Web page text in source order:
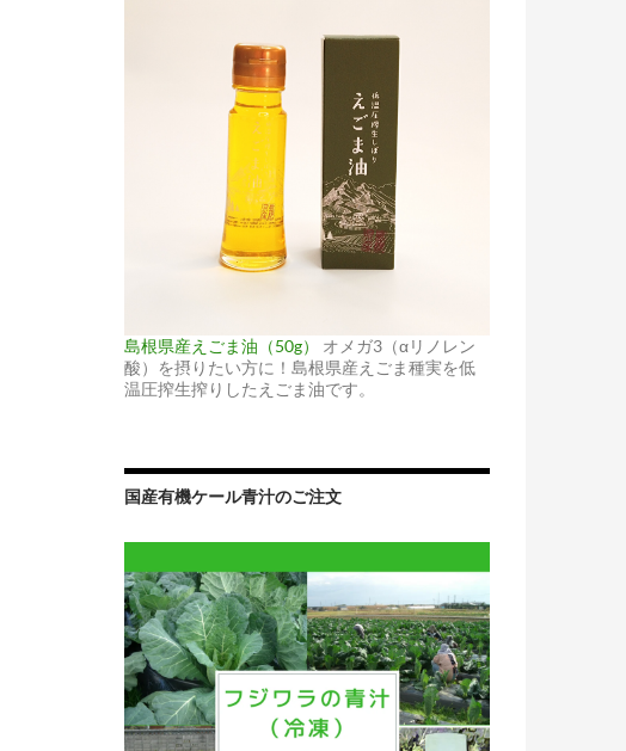
島根県産えごま油（50g）
オメガ3（αリノレン
酸）を摂りたい方に！島根県産えごま種実を低
温圧搾生搾りしたえごま油です。
国産有機ケール青汁のご注文